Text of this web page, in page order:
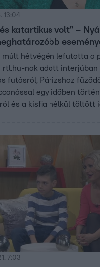
13:04
katartikus volt” –
múlt hétvégén lefutotta a
rtl.hu-nak adott interjúban
futásról, Párizshoz
egy időben
és a kisfia nélkül töltött
7:03